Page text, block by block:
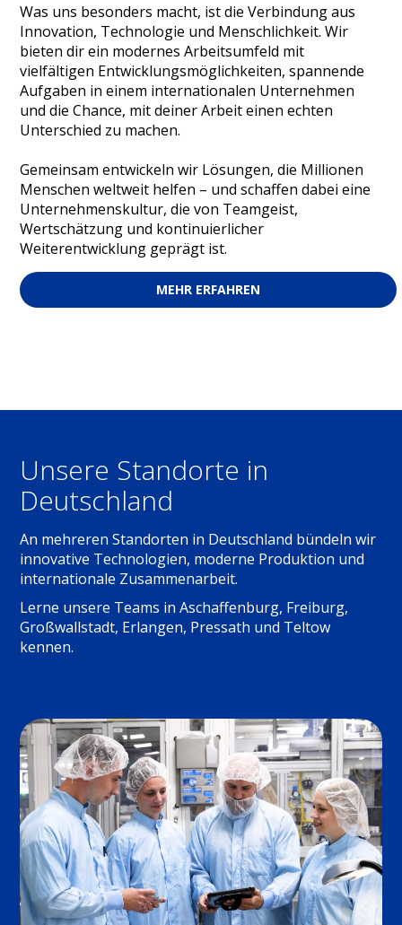
Was uns besonders macht, ist die Verbindung aus
Innovation, Technologie und Menschlichkeit. Wir
bieten dir ein modernes Arbeitsumfeld mit
vielfältigen Entwicklungsmöglichkeiten, spannende
Aufgaben in einem internationalen Unternehmen
und die Chance, mit deiner Arbeit einen echten
Unterschied zu machen.
Gemeinsam entwickeln wir Lösungen, die Millionen
Menschen weltweit helfen – und schaffen dabei eine
Unternehmenskultur, die von Teamgeist,
Wertschätzung und kontinuierlicher
Weiterentwicklung geprägt ist.
MEHR ERFAHREN
Unsere Standorte in
Deutschland
An mehreren Standorten in Deutschland bündeln wir
innovative Technologien, moderne Produktion und
internationale Zusammenarbeit.
Lerne unsere Teams in Aschaffenburg, Freiburg,
Großwallstadt, Erlangen, Pressath und Teltow
kennen.